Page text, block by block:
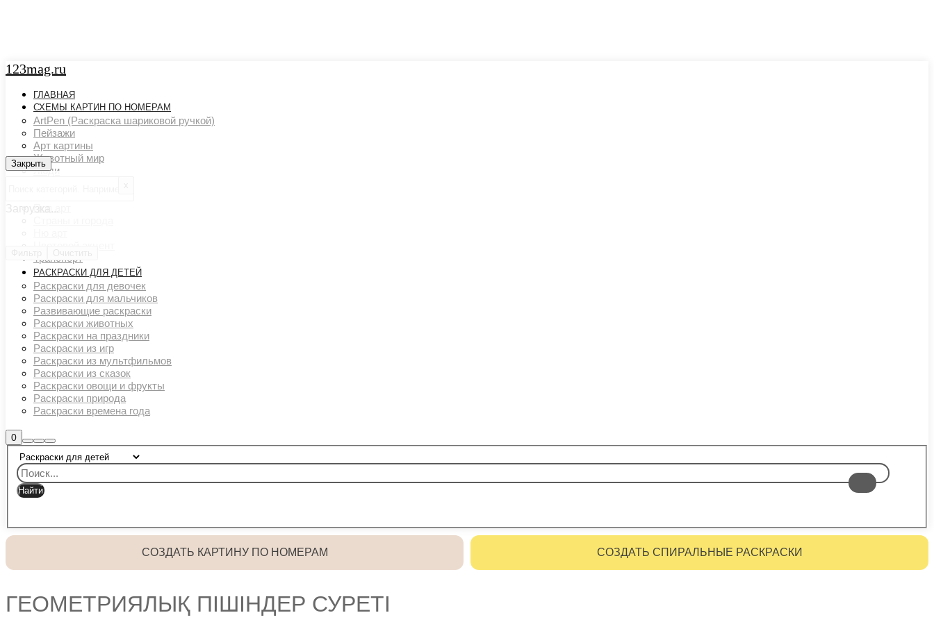
123mag.ru
ГЛАВНАЯ
СХЕМЫ КАРТИН ПО НОМЕРАМ
ArtPen (Раскраска шариковой ручкой)
Пейзажи
Арт картины
Животный мир
Люди
Поп арт
Транспорт
РАСКРАСКИ ДЛЯ ДЕТЕЙ
Раскраски для девочек
Раскраски для мальчиков
Развивающие раскраски
Раскраски животных
Раскраски на праздники
Раскраски из игр
Раскраски из мультфильмов
Раскраски из сказок
Раскраски овощи и фрукты
Раскраски природа
Раскраски времена года
0Боковая
панель
магазина
Найти
Больше
информации
Главное
меню
СОЗДАТЬ КАРТИНУ ПО НОМЕРАМ СОЗДАТЬ СПИРАЛЬНЫЕ РАСКРАСКИ
ГЕОМЕТРИЯЛЫҚ ПІШІНДЕР СУРЕТІ
Закрыть
Закрыть
Загрузка...